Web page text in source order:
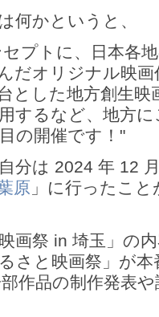
何かというと、
プトに、日本各
だオリジナル映
とした地方創生
するなど、地方
の開催です！"
分は 2024 年 12
原 」に行ったこ
画祭 in 埼玉」の
さと映画祭」が
作品の制作発表